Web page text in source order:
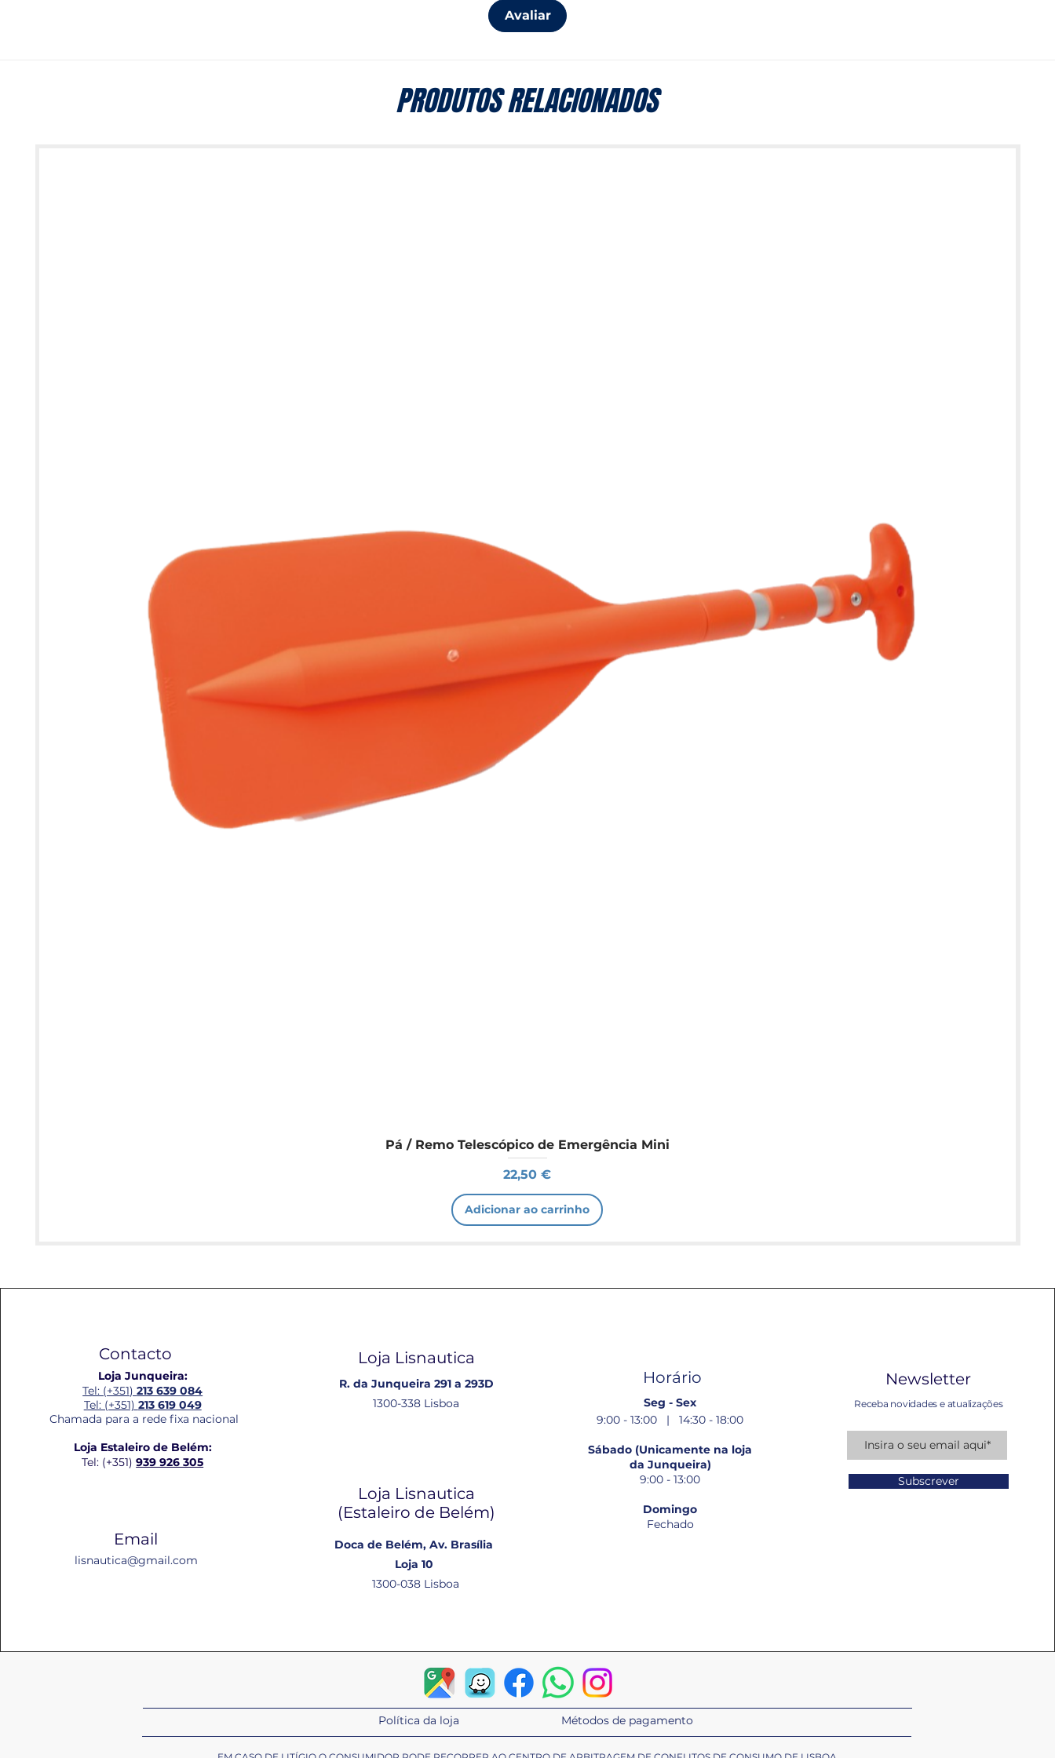
Avaliar
PRODUTOS RELACIONADOS
Pá / Remo Telescópico de Emergência Mini
Preço
22,50 €
Adicionar ao carrinho
Contacto
Loja Junqueira:
Tel: (+351)213 639 084
Tel: (+351) 213 619 049
Chamada para a rede fixa nacional
Loja Estaleiro de Belém:
Tel: (+351)939 926 305
Email
lisnautica@gmail.com
Loja Lisnautica
R. da Junqueira 291 a 293D
1300-338 Lisboa
Loja Lisnautica
(Estaleiro de Belém​)
Doca de Belém, Av. Brasília
Loja 10
1300-038 Lisboa
Horário
Seg - Sex
9:00 - 13:00 | 14:30 - 18:00
Sábado (Unicamente na loja
da Junqueira)
9:00 - 13:00
Domingo
Fechado
Newsletter
Receba novidades e atualizações
Subscrever
Política da loja Métodos de pagamento